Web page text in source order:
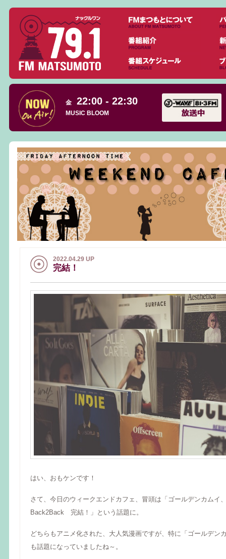
金 22:00 - 22:30
MUSIC BLOOM
2022.04.29 UP
完結！
はい、おもケンです！
さて、今日のウィークエンドカフェ、冒頭は「ゴールデンカムイ
Back2Back 完結！」という話題に。
どちらもアニメ化された、大人気漫画ですが、特に「ゴールデン
も話題になっていましたね～。